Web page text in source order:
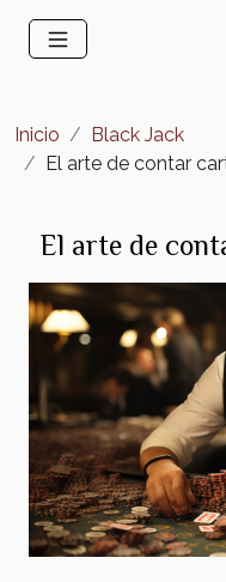
Inicio
Black Jack
El arte de contar
El arte de